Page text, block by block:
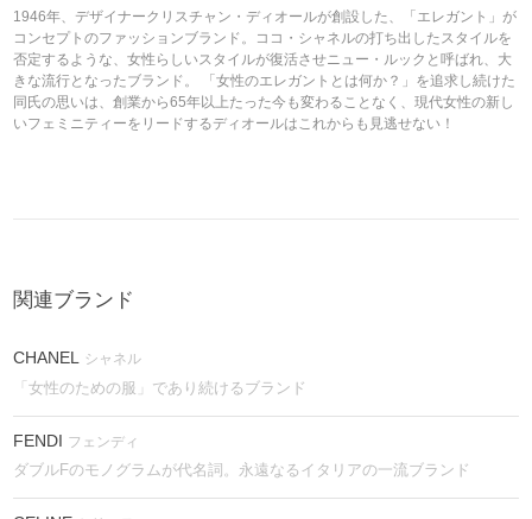
1946年、デザイナークリスチャン・ディオールが創設した、「エレガント」が
コンセプトのファッションブランド。ココ・シャネルの打ち出したスタイルを
否定するような、女性らしいスタイルが復活させニュー・ルックと呼ばれ、大
きな流行となったブランド。 「女性のエレガントとは何か？」を追求し続けた
同氏の思いは、創業から65年以上たった今も変わることなく、現代女性の新し
いフェミニティーをリードするディオールはこれからも見逃せない！
関連ブランド
CHANEL シャネル
「女性のための服」であり続けるブランド
FENDI フェンディ
ダブルFのモノグラムが代名詞。永遠なるイタリアの一流ブランド